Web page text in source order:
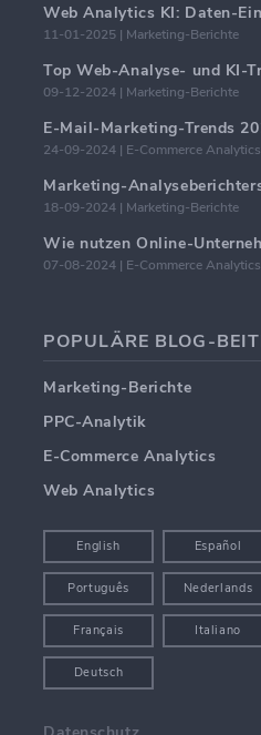
11-01-2025 | Marketing-Berichte
Top Web-Analyse- und KI-
09-12-2024 | Marketing-Berichte
24-09-2024 | E-Commerce Analytics
18-09-2024 | Marketing-Berichte
07-08-2024 | E-Commerce Analytics
Marketing-Berichte
PPC-Analytik
E-Commerce Analytics
Web Analytics
English Español
Português Nederlands
Français Italiano
Deutsch